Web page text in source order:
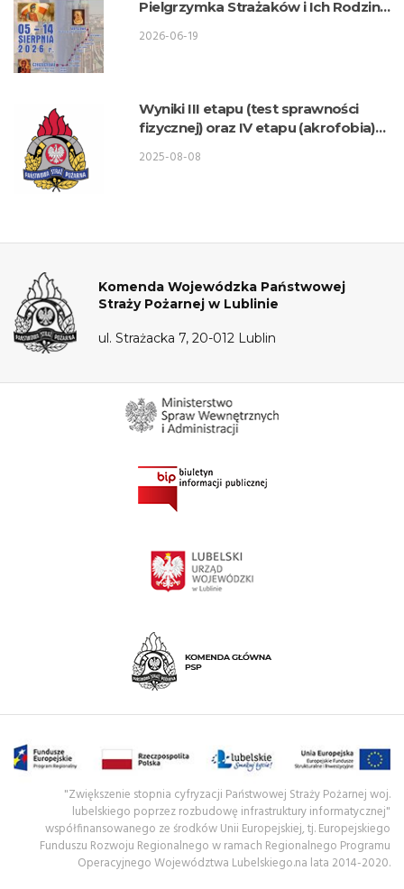
Pielgrzymka Strażaków i Ich Rodzin
2026-06-19
Wyniki III etapu (test sprawności
fizycznej) oraz IV etapu (akrofobia)
przyjęcie do służby w KW PSP Lublin
2025-08-08
Komenda Wojewódzka Państwowej
Straży Pożarnej w Lublinie
ul. Strażacka 7, 20-012 Lublin
"Zwiększenie stopnia cyfryzacji Państwowej Straży Pożarnej woj.
lubelskiego poprzez rozbudowę infrastruktury informatycznej"
współfinansowanego ze środków Unii Europejskiej, tj. Europejskiego
Funduszu Rozwoju Regionalnego w ramach Regionalnego Programu
Operacyjnego Województwa Lubelskiego.na lata 2014-2020.